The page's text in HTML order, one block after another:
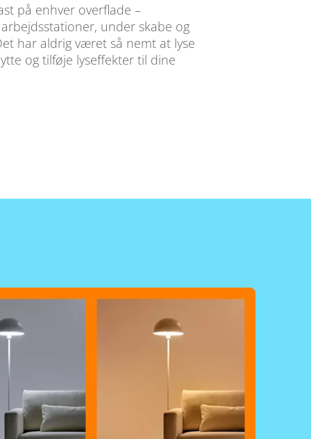
på enhver overflade –
under skabe og
har aldrig været så nemt at lyse
og tilføje lyseffekter til dine